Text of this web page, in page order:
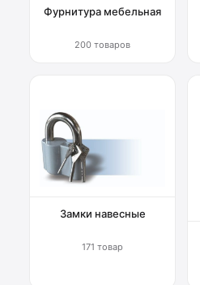
Фурнитура мебельная
200 товаров
Замки навесные
171 товар